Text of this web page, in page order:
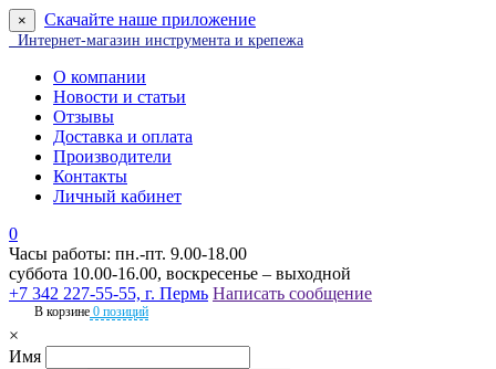
× Скачайте наше приложение
Интернет-магазин инструмента и крепежа
О компании
Новости и статьи
Отзывы
Доставка и оплата
Производители
Контакты
Личный кабинет
0
Часы работы: пн.-пт. 9.00-18.00
суббота 10.00-16.00, воскресенье – выходной
+7 342 227-55-55, г. Пермь Написать сообщение
В корзине 0 позиций
×
Имя